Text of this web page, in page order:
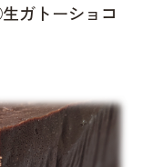
ガトーショコ